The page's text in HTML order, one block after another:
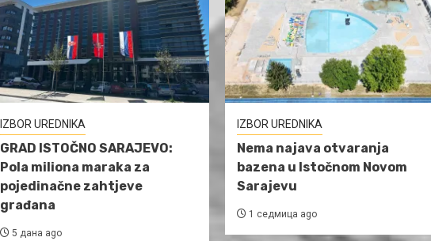
IZBOR UREDNIKA
GRAD ISTOČNO SARAJEVO:
Pola miliona maraka za
pojedinačne zahtjeve
građana
5 дана ago
IZBOR UREDNIKA
Nema najava otvaranja
bazena u Istočnom Novom
Sarajevu
1 седмица ago